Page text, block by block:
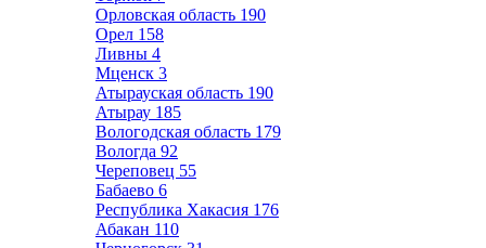
Орловская область 190
Орел 158
Ливны 4
Мценск 3
Атырауская область 190
Атырау 185
Вологодская область 179
Вологда 92
Череповец 55
Бабаево 6
Республика Хакасия 176
Абакан 110